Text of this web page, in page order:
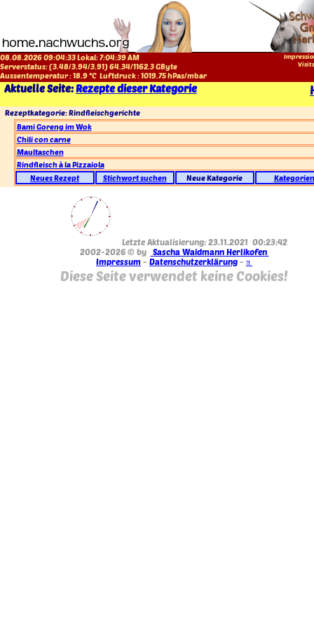
08.08.2026 09:04:33 Lokal:7:04:39 AM
Serverstatus: (3.48/3.94/3.91)64.34/1162.3GByte
Aussentemperatur :18.9°C Luftdruck :1019.75hPas/mbar
Aktuelle Seite:Rezepte dieser Kategorie
Rezeptkategorie: Rindfleischgerichte
Bami Goreng im Wok
Chili con carne
Maultaschen
Rindfleisch à la Pizzaiola
Neues Rezept
Stichwort suchen Neue Kategorie Kategorien
Letzte Aktualisierung: 23.11.2021 00:23:42
2002-2026 © by
Sascha Waidmann Herlikofen
Impressum - Datenschutzerklärung - π
Diese Seite verwendet keine Cookies!